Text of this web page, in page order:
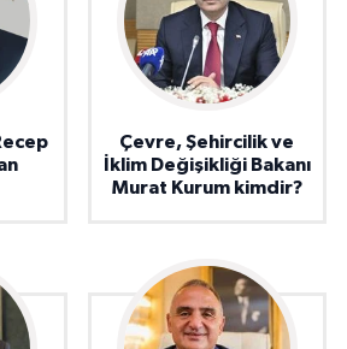
Çevre, Şehircilik ve
İklim Değişikliği Bakanı
Murat Kurum kimdir?